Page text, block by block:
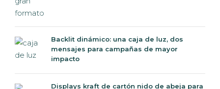
Backlit dinámico: una caja de luz, dos
mensajes para campañas de mayor
impacto
Displays kraft de cartón nido de abeja para